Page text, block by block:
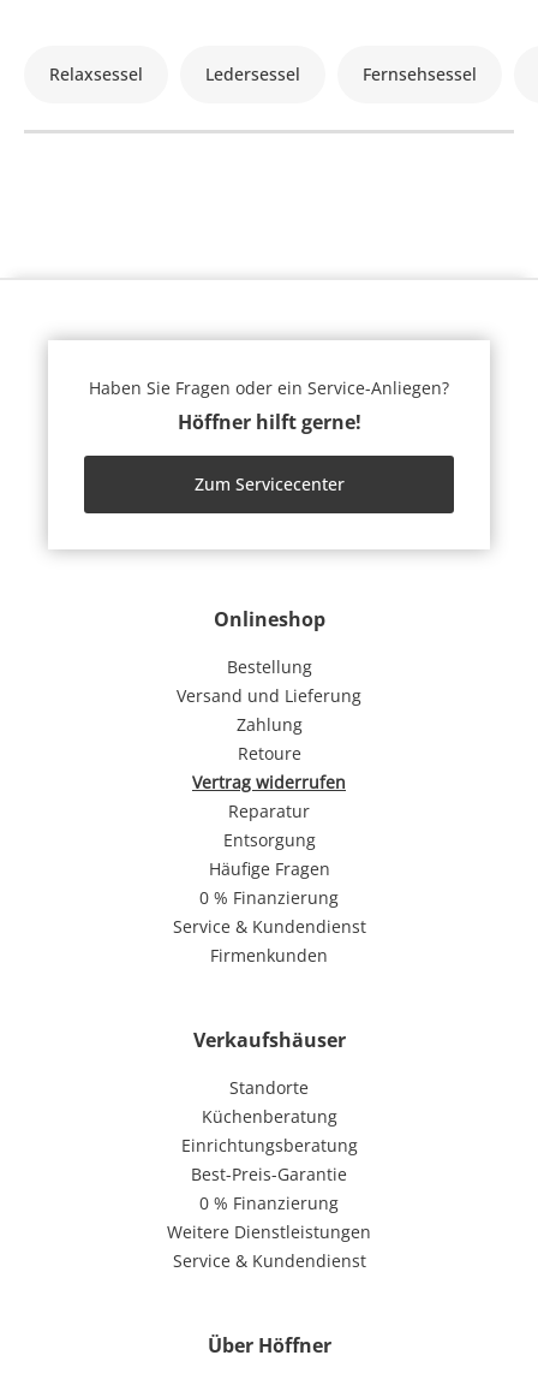
Relaxsessel Ledersessel Fernsehsessel
Onlineshop
Bestellung
Versand und Lieferung
Zahlung
Retoure
Vertrag widerrufen
Reparatur
Entsorgung
Häufige Fragen
0 % Finanzierung
Service & Kundendienst
Firmenkunden
Verkaufshäuser
Standorte
Küchenberatung
Einrichtungsberatung
Best-Preis-Garantie
0 % Finanzierung
Weitere Dienstleistungen
Service & Kundendienst
Über Höffner
Haben Sie Fragen oder ein Service-Anliegen?
Höffner hilft gerne!
Zum Servicecenter